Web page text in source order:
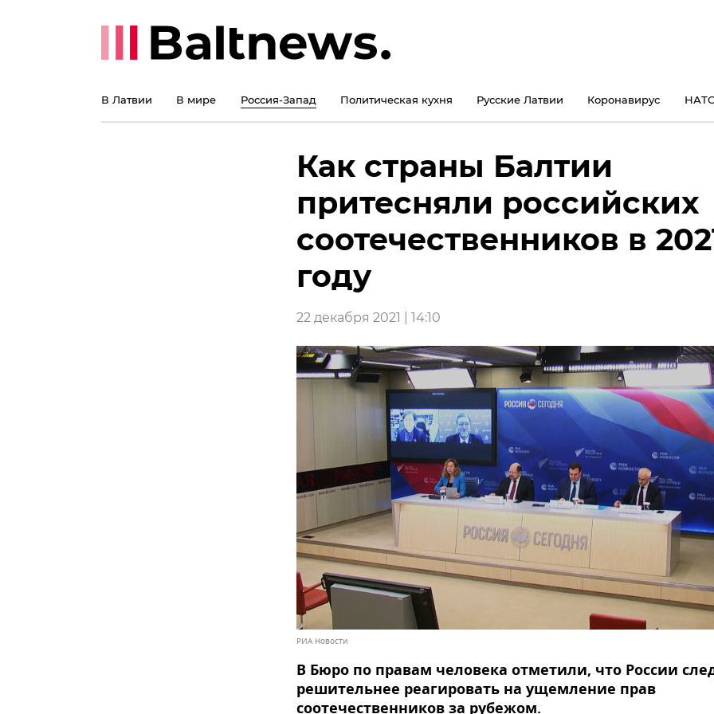
В Латвии В мире Россия-Запад Политическая кухня Русские Латвии Коронавирус
Как страны Балтии
притесняли российских
соотечественников в
году
22 декабря 2021 | 14:10
РИА Новости
В Бюро по правам человека отметили, что России
решительнее реагировать на ущемление прав